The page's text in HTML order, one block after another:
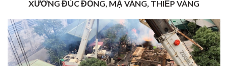
XƯỞNG ĐÚC ĐỒNG, MẠ VÀNG, THIẾP VÀNG